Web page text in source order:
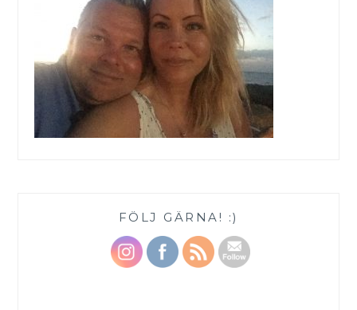
FÖLJ GÄRNA! :)